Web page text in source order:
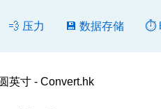
💨 压力 💾 数据存储 ⏱️
英寸 - Convert.hk